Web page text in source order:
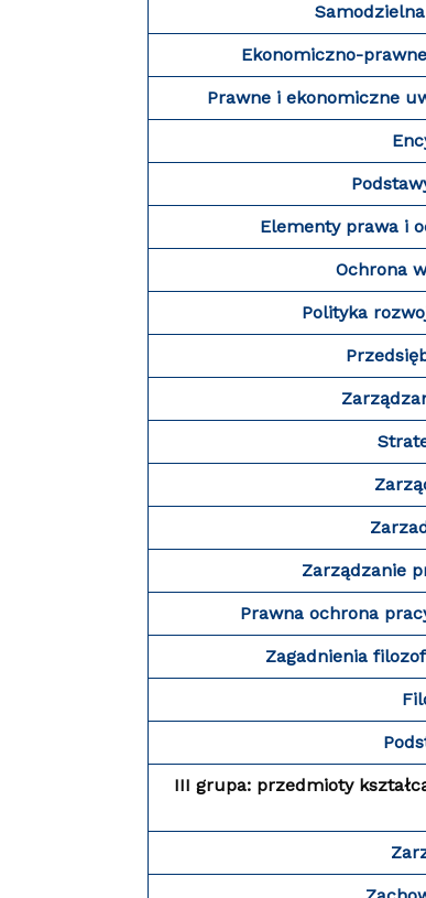
Ekonomiczno-
Prawne i ekonomiczne
Elementy prawa i
Ochrona
Polityka
Zarządzanie
Prawna ochrona
Zagadnienia
III grupa: przedmioty